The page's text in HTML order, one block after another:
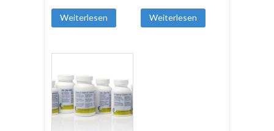
Weiterlesen Weiterlesen